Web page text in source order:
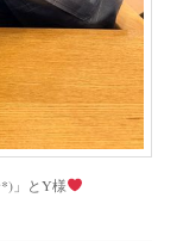
」とY様